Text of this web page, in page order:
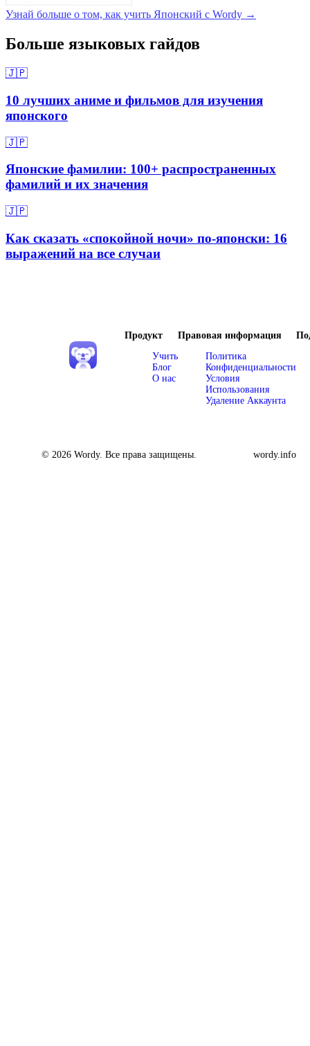
Узнай больше о том, как учить Японский с Wordy →
Больше языковых гайдов
🇯🇵
10 лучших аниме и фильмов для изучения
японского
🇯🇵
Японские фамилии: 100+ распространенных
фамилий и их значения
🇯🇵
Как сказать «спокойной ночи» по-японски: 16
выражений на все случаи
Продукт
Учить
Блог
О нас
Правовая информация
Политика
Конфиденциальности
Условия
Использования
Удаление Аккаунта
© 2026 Wordy. Все права защищены. wordy.info